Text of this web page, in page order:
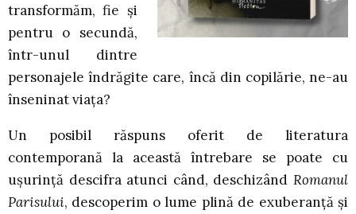
transformăm, fie şi
pentru o secundă,
într-unul dintre
personajele îndrăgite care, încă din copilărie, ne-au
înseninat viața?
Un posibil răspuns oferit de literatura
contemporană la această întrebare se poate cu
uşurinţă descifra atunci când, deschizând Romanul
Parisului, descoperim o lume plină de exuberanţă şi